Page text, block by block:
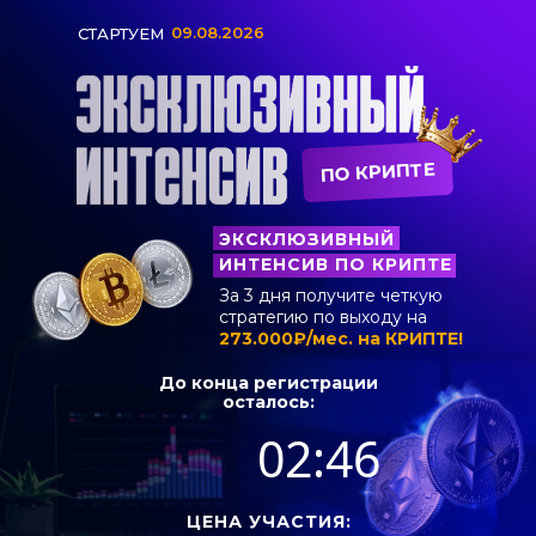
ЦЕНА УЧАСТИЯ:
До конца регистрации
осталось:
СТАРТУЕМ
02:46
09.08.2026
ПО КРИПТЕ
За 3 дня получите четкую
стратегию по выходу на
273.000₽/мес. на КРИПТЕ!
ЭКСКЛЮЗИВНЫЙ
ИНТЕНСИВ ПО КРИПТЕ